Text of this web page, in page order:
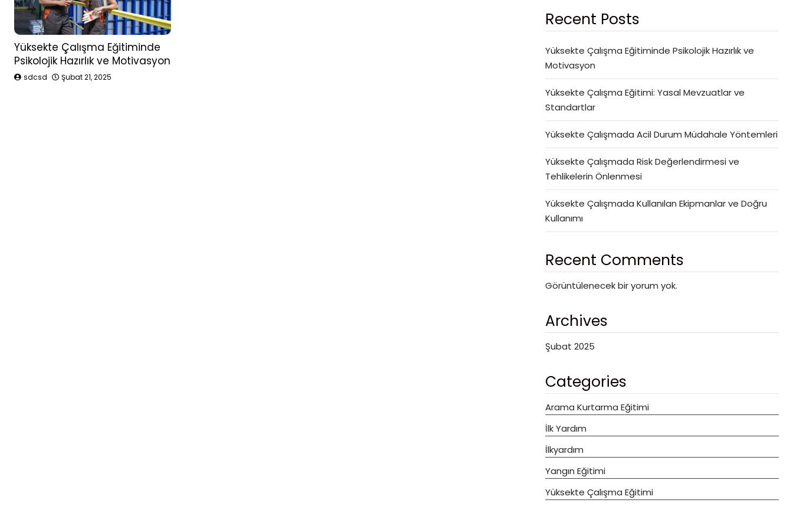
Yüksekte Çalışma Eğitiminde
Psikolojik Hazırlık ve Motivasyon
sdcsd Şubat 21, 2025
Recent Posts
Yüksekte Çalışma Eğitiminde Psikolojik Hazırlık ve
Motivasyon
Yüksekte Çalışma Eğitimi: Yasal Mevzuatlar ve
Standartlar
Yüksekte Çalışmada Acil Durum Müdahale Yöntemleri
Yüksekte Çalışmada Risk Değerlendirmesi ve
Tehlikelerin Önlenmesi
Yüksekte Çalışmada Kullanılan Ekipmanlar ve Doğru
Kullanımı
Recent Comments
Görüntülenecek bir yorum yok.
Archives
Şubat 2025
Categories
Arama Kurtarma Eğitimi
İlk Yardım
İlkyardım
Yangın Eğitimi
Yüksekte Çalışma Eğitimi